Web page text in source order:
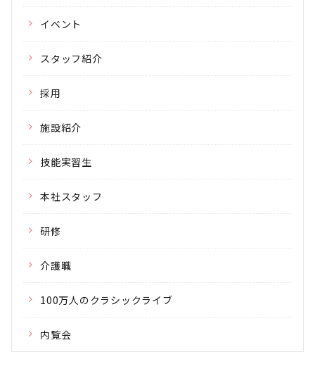
イベント
スタッフ紹介
採用
施設紹介
技能実習生
本社スタッフ
研修
介護職
100万人のクラシックライブ
内覧会